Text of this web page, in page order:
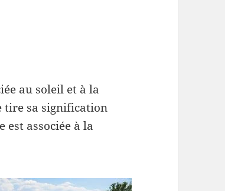
au soleil et à la
tire sa signification
est associée à la